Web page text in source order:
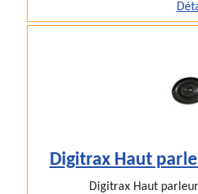
Digitrax Haut
Digitrax Haut